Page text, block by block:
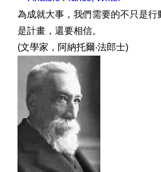
為成就大事，我們需要的不只是行
是計畫，還要相信。
(文學家，阿納托爾‧法郎士)